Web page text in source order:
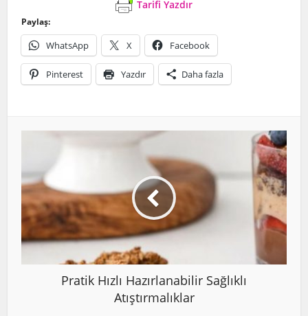
Tarifi Yazdır
Paylaş:
WhatsApp X Facebook
Pinterest Yazdır Daha fazla
Pratik Hızlı Hazırlanabilir Sağlıklı
Atıştırmalıklar